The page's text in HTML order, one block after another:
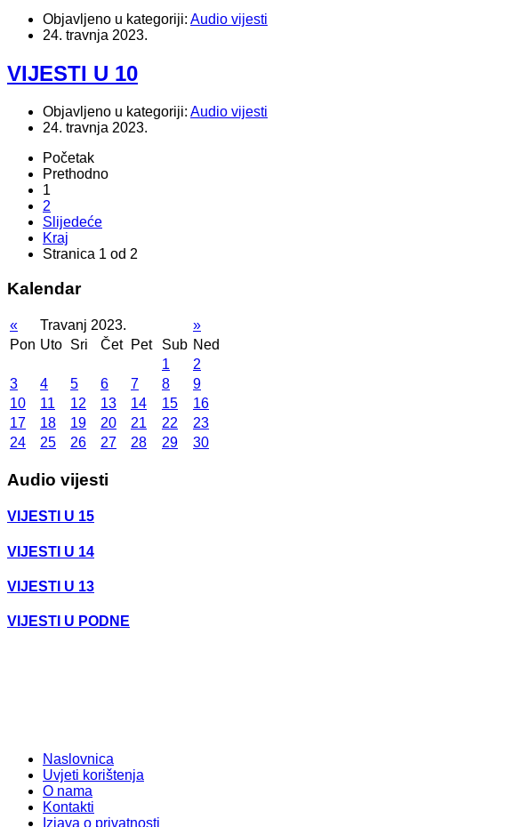
Objavljeno u kategoriji: Audio vijesti
24. travnja 2023.
VIJESTI U 10
Objavljeno u kategoriji: Audio vijesti
24. travnja 2023.
Početak
Prethodno
1
2
Slijedeće
Kraj
Stranica 1 od 2
Kalendar
« Travanj 2023.
»
Pon Uto Sri Čet Pet Sub Ned
1
2
3
4 5 6 7 8
9
10
11 12 13 14 15
16
17
18 19 20 21 22
23
24
25 26 27 28 29 30
Audio vijesti
VIJESTI U 15
VIJESTI U 14
VIJESTI U 13
VIJESTI U PODNE
Naslovnica
Uvjeti korištenja
O nama
Kontakti
Izjava o privatnosti